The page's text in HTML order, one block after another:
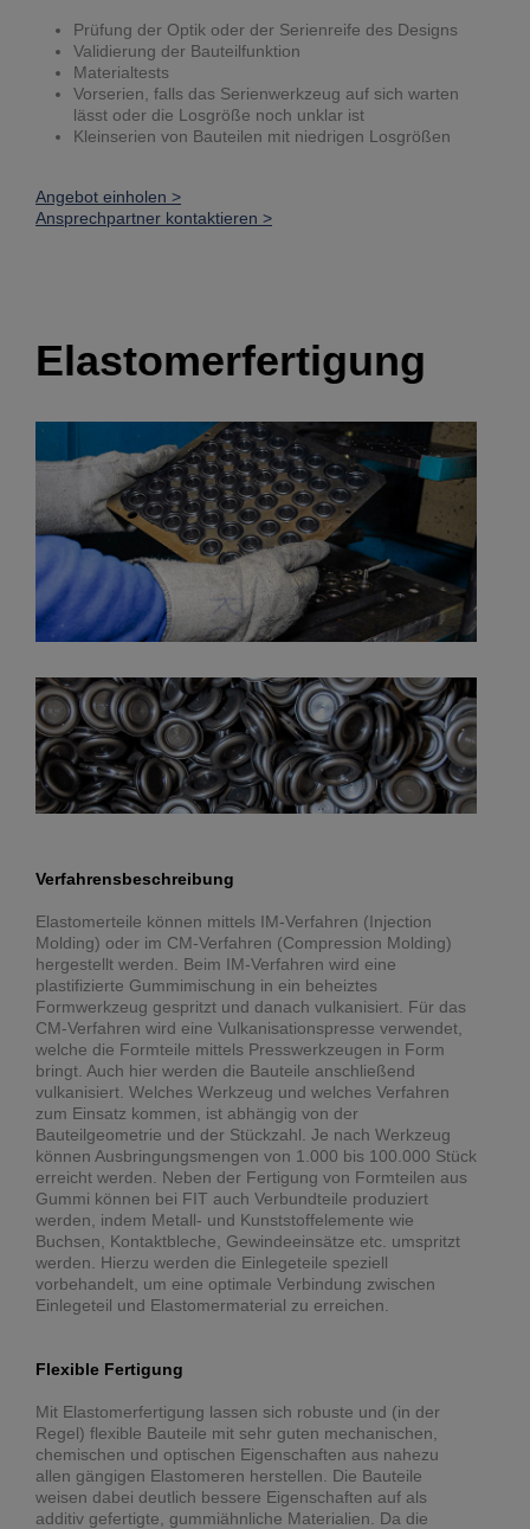
Prüfung der Optik oder der Serienreife des Designs
Validierung der Bauteilfunktion
Materialtests
Vorserien, falls das Serienwerkzeug auf sich warten
lässt oder die Losgröße noch unklar ist
Kleinserien von Bauteilen mit niedrigen Losgrößen
Angebot einholen >
Ansprechpartner kontaktieren >
Elastomerfertigung
Verfahrensbeschreibung
Elastomerteile können mittels IM-Verfahren (Injection
Molding) oder im CM-Verfahren (Compression Molding)
hergestellt werden. Beim IM-Verfahren wird eine
plastifizierte Gummimischung in ein beheiztes
Formwerkzeug gespritzt und danach vulkanisiert. Für das
CM-Verfahren wird eine Vulkanisationspresse verwendet,
welche die Formteile mittels Presswerkzeugen in Form
bringt. Auch hier werden die Bauteile anschließend
vulkanisiert. Welches Werkzeug und welches Verfahren
zum Einsatz kommen, ist abhängig von der
Bauteilgeometrie und der Stückzahl. Je nach Werkzeug
können Ausbringungsmengen von 1.000 bis 100.000 Stück
erreicht werden. Neben der Fertigung von Formteilen aus
Gummi können bei FIT auch Verbundteile produziert
werden, indem Metall- und Kunststoffelemente wie
Buchsen, Kontaktbleche, Gewindeeinsätze etc. umspritzt
werden. Hierzu werden die Einlegeteile speziell
vorbehandelt, um eine optimale Verbindung zwischen
Einlegeteil und Elastomermaterial zu erreichen.
Flexible Fertigung
Mit Elastomerfertigung lassen sich robuste und (in der
Regel) flexible Bauteile mit sehr guten mechanischen,
chemischen und optischen Eigenschaften aus nahezu
allen gängigen Elastomeren herstellen. Die Bauteile
weisen dabei deutlich bessere Eigenschaften auf als
additiv gefertigte, gummiähnliche Materialien. Da die